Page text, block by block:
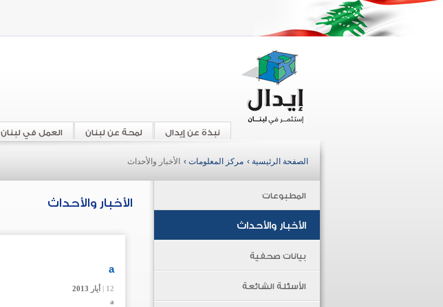
العمل في لبنان لمحة عن لبنان نبذة عن إيدال
الصفحة الرئيسية › مركز المعلومات › الأخبار والأحداث
المطبوعات
الأخبار والأحداث
بيانات صحفية
الأسئلة الشائعة
الأخبار والأحداث
12 | أيار
a
12 | أيار
a
12 | أيار